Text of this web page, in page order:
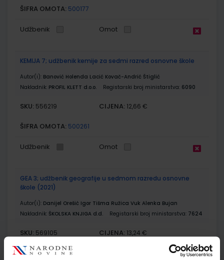
ŠIFRA OMOTA: 500177
Udžbenik Omot
KEMIJA 7; udžbenik kemije za sedmi razred osnovne škole
Autor(i): Banović Holenda Lacić Kovač-Andrić Štiglić
Nakladnik: PROFIL KLETT d.o.o. Registarski broj ministarstva: 6090
SKU: 556219 CIJENA: 12,66 €
ŠIFRA OMOTA: 500261
Udžbenik Omot
GEA 3; udžbenik geografije u sedmom razredu osnovne
škole (2021)
Autor(i): Danijel Orešić Igor Tišma Ružica Vuk Alenka Bujan
Nakladnik: ŠKOLSKA KNJIGA d.d. Registarski broj ministarstva: 7624
SKU: 569105 CIJENA: 13,24 €
ŠIFRA OMOTA: 500175